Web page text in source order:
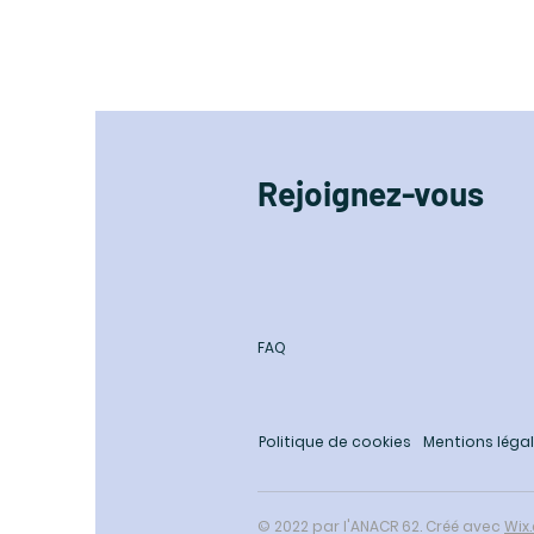
Rejoignez-vous
FAQ
Politique de cookies Mentions
© 2022 par l'ANACR 62. Créé avec